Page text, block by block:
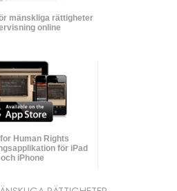
mänskliga rättigheter
online
Human Rights
för iPad
och iPhone